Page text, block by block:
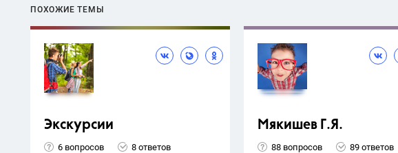
ПОХОЖИЕ ТЕМЫ
Экскурсии
6 вопросов 8 ответов
Мякишев Г.Я.
88 вопросов 89 ответов